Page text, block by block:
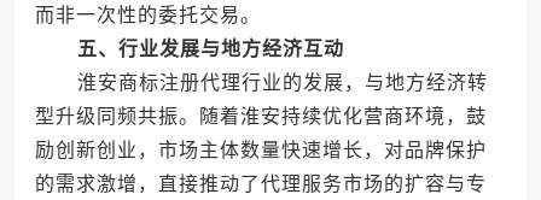
而非一次性的委托交易。
五、行业发展与地方经济互动
淮安商标注册代理行业的发展，与地方经济转
型升级同频共振。随着淮安持续优化营商环境，鼓
励创新创业，市场主体数量快速增长，对品牌保护
的需求激增，直接推动了代理服务市场的扩容与专